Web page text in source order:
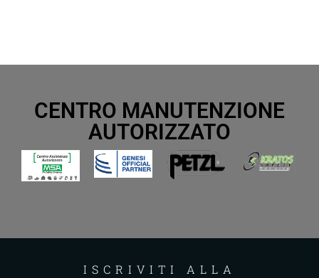
CENTRO MANUTENZIONE
AUTORIZZATO
ISCRIVITI ALLA